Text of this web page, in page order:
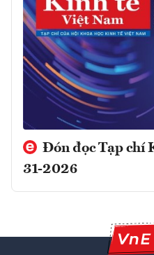
Đón đọc Tạp chí
31-2026